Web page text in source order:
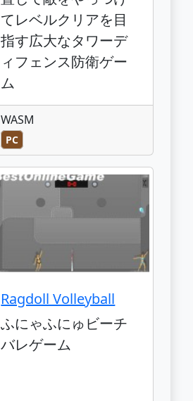
てレベルクリアを目
指す広大なタワーデ
ィフェンス防衛ゲー
ム
WASM
PC
Ragdoll Volleyball
ふにゃふにゅビーチ
バレゲーム